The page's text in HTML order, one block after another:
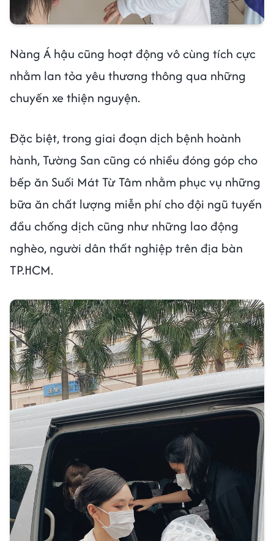
Nàng Á hậu cũng hoạt động vô cùng tích cực
nhằm lan tỏa yêu thương thông qua những
chuyến xe thiện nguyện.
Đặc biệt, trong giai đoạn dịch bệnh hoành
hành, Tường San cũng có nhiều đóng góp cho
bếp ăn Suối Mát Từ Tâm nhằm phục vụ những
bữa ăn chất lượng miễn phí cho đội ngũ tuyến
đầu chống dịch cũng như những lao động
nghèo, người dân thất nghiệp trên địa bàn
TP.HCM.